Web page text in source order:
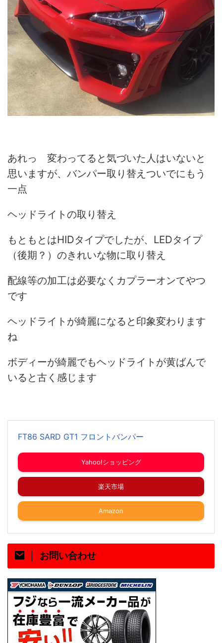
あれっ 変わってると気づいた人はいないと
思いますが、バンパー取り替えついでにもう
一点
ヘッドライトの取り替え
もともとはHIDタイプでしたが、LEDタイプ
（後期？）のきれいな物に取り替え
配線等の加工は必要なくカプラーオンてやつ
です
ヘッドライトが綺麗になると印象変わります
ね
ボディーが綺麗でもヘッドライトが黄ばんで
いると古く感じます
FT86 SARD GT1 フロントバンパー
Yahoo!ショッピング
楽天市場
Amazon
お問い合わせ